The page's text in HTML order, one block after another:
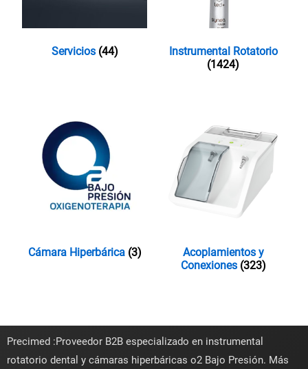
Servicios (44)
Instrumental Rotatorio
(1424)
Cámara Hiperbárica (3)
Acoplamientos y
Conexiones (323)
Precimed :Proveedor B2B especializado en instrumental
rotatorio dental y cámaras hiperbáricas o2 Bajo Presión. Más